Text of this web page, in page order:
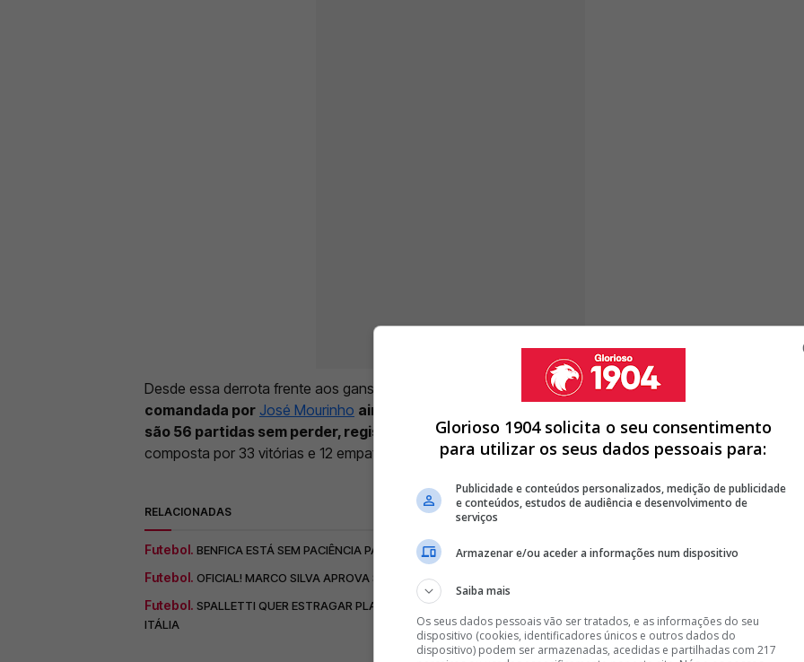
Desde essa derrota frente aos gansos, ninguém voltou a tombar as águias. Contudo,
comandada por José Mourinho ainda está longe do máximo de sempre do Benfica, que
são 56 partidas sem perder, registado entre 1976/ 77 e 1978/ 79. A série em curso é
composta por 33 vitórias e 12 empates.
RELACIONADAS
Futebol. BENFICA ESTÁ SEM PACIÊNCIA PARA ARRUACEIROS E DEIXA AVISO SÉRIO AOS ADEPTOS
Futebol. OFICIAL! MARCO SILVA APROVA SAÍDA DE MÉDIO DO BENFICA PARA GUIMARÃES
Futebol. SPALLETTI QUER ESTRAGAR PLANOS DE MARCO SILVA E PRETENDE LEVAR ALVO DO BENFICA PARA
ITÁLIA
Glorioso 1904 solicita o seu consentimento
para utilizar os seus dados pessoais para:
Publicidade e conteúdos personalizados, medição de publicidade
e conteúdos, estudos de audiência e desenvolvimento de
serviços
Armazenar e/ou aceder a informações num dispositivo
Saiba mais
Os seus dados pessoais vão ser tratados, e as informações do seu
dispositivo (cookies, identificadores únicos e outros dados do
dispositivo) podem ser armazenadas, acedidas e partilhadas com 217